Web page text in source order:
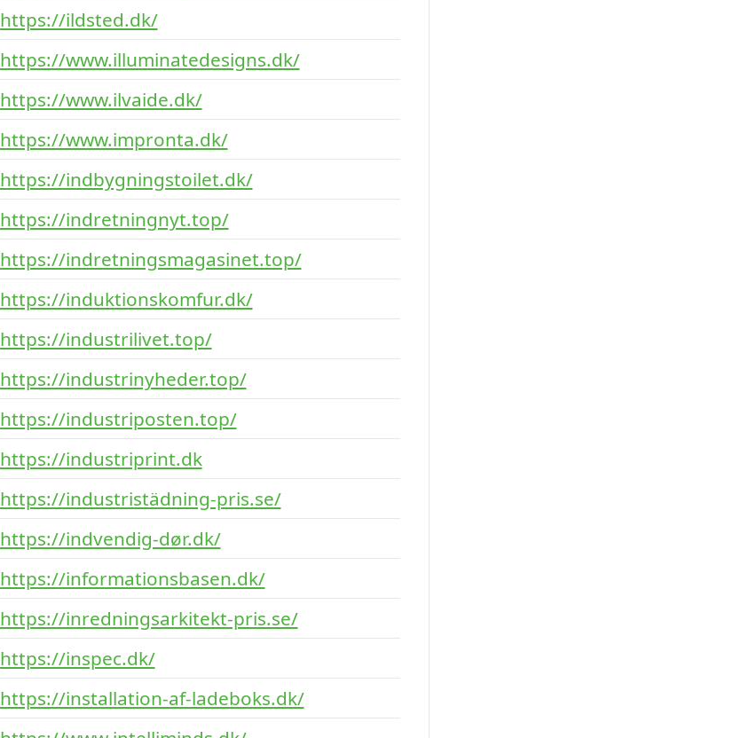
https://ildsted.dk/
https://www.illuminatedesigns.dk/
https://www.ilvaide.dk/
https://www.impronta.dk/
https://indbygningstoilet.dk/
https://indretningnyt.top/
https://indretningsmagasinet.top/
https://induktionskomfur.dk/
https://industrilivet.top/
https://industrinyheder.top/
https://industriposten.top/
https://industriprint.dk
https://industristädning-pris.se/
https://indvendig-dør.dk/
https://informationsbasen.dk/
https://inredningsarkitekt-pris.se/
https://inspec.dk/
https://installation-af-ladeboks.dk/